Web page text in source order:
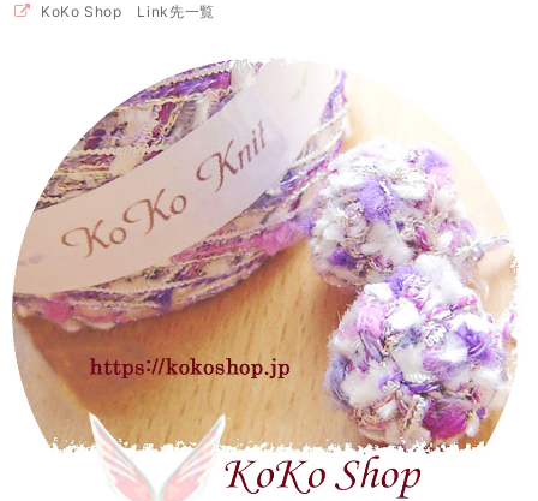
KoKo Shop Link先一覧